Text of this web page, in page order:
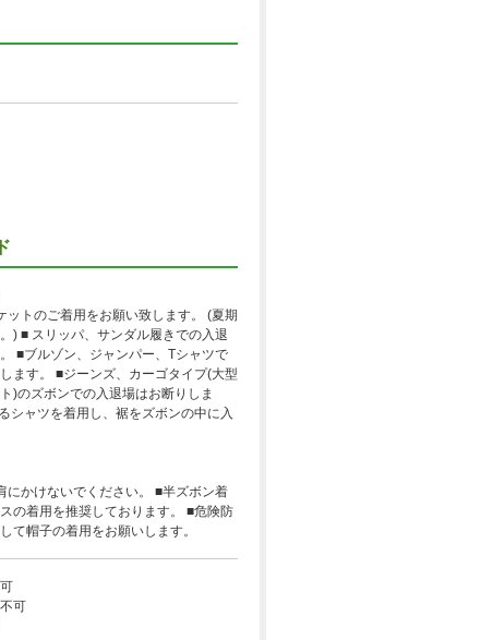
ットのご着用をお願い致します。 (夏期
) ■ スリッパ、サンダル履きでの入退
■ブルゾン、ジャンパー、Tシャツで
ます。 ■ジーンズ、カーゴタイプ(大型
)のズボンでの入退場はお断りしま
シャツを着用し、裾をズボンの中に入
にかけないでください。 ■半ズボン着
の着用を推奨しております。 ■危険防
て帽子の着用をお願いします。
可